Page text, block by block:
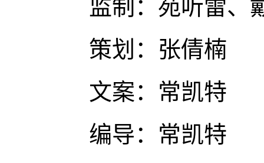
监制：苑听雷、
策划：张倩楠
文案：常凯特
编导：常凯特